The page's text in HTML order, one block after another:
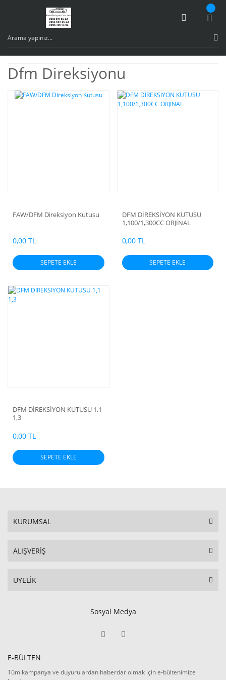
Dfm Direksiyonu
FAW/DFM Direksiyon Kutusu
0,00 TL
SEPETE EKLE
DFM DİREKSİYON KUTUSU
1,100/1,300CC ORJİNAL
0,00 TL
SEPETE EKLE
DFM DİREKSİYON KUTUSU 1,1
1,3
0,00 TL
SEPETE EKLE
KURUMSAL
ALIŞVERİŞ
ÜYELİK
Sosyal Medya
E-BÜLTEN
Tüm kampanya ve duyurulardan haberdar olmak için e-bültenimize